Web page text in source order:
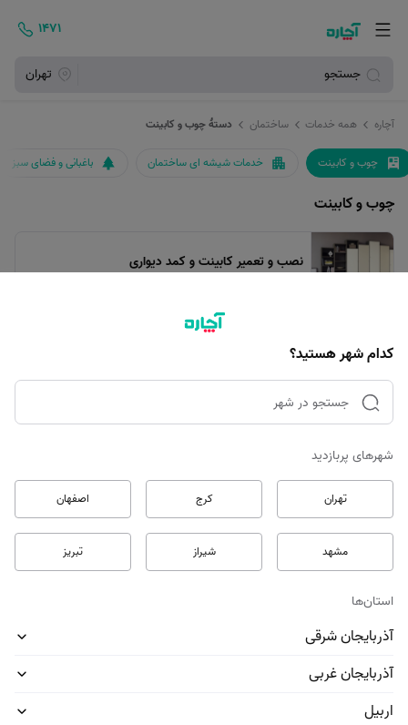
جستجو تهران
۱۴۷۱
آچاره همه خدمات ساختمان دستۀ چوب و کابینت
چوب و کابینت خدمات شیشه ای ساختمان باغبانی و فضای سبز
چوب و کابینت
نصب و تعمیر کابینت و کمد دیواری
تعویض مبلمان
تعویض مبلمان فعلی با مبل نو یا کارکرده
طراحی و ساخت کابینت و کمد دیواری جدید
کدام شهر هستید؟
جستجو در شهر
شهرهای پربازدید
تهران کرج اصفهان
مشهد شیراز تبریز
استان‌ها
آذربایجان شرقی
آذربایجان غربی
اربیل